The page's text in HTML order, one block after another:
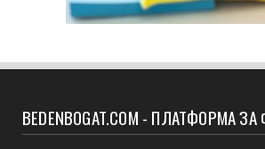
BEDENBOGAT.COM - ПЛАТФОРМА